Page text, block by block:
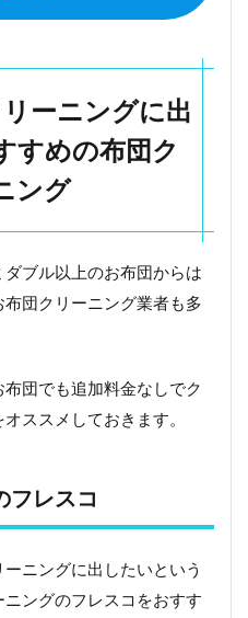
ーニングに出
すめの布団ク
ング
ブル以上のお布団からは
団クリーニング業者も多
団でも追加料金なしでク
ススメしておきます。
フレスコ
ニングに出したいという
ングのフレスコをおすす